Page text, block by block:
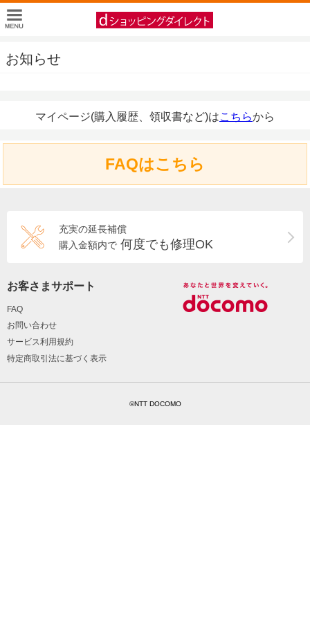
お知らせ
マイページ(購入履歴、領収書など)はこちらから
FAQはこちら
充実の延長補償
購入金額内で 何度でも修理OK
お客さまサポート
FAQ
お問い合わせ
サービス利用規約
特定商取引法に基づく表示
©NTT DOCOMO